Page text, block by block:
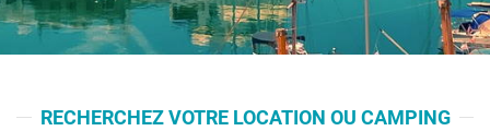
RECHERCHEZ VOTRE LOCATION OU CAMPING